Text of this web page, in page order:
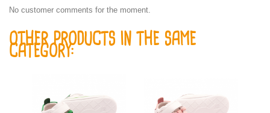
No customer comments for the moment.
OTHER PRODUCTS IN THE SAME
CATEGORY: